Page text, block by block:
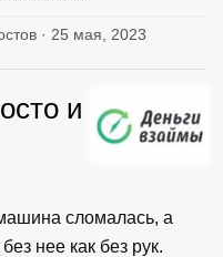
· 25 мая, 2023
и
сломалась, а
нее как без рук.